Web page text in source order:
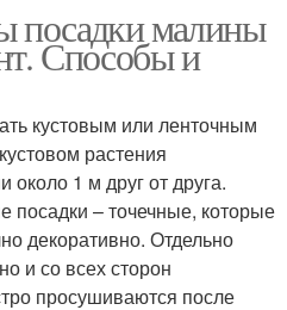
Летний посадка
посадки малины
Способы и
кустовым или ленточным
растения
1 м друг от друга.
посадки – точечные, которые
декоративно. Отдельно
и со всех сторон
просушиваются после